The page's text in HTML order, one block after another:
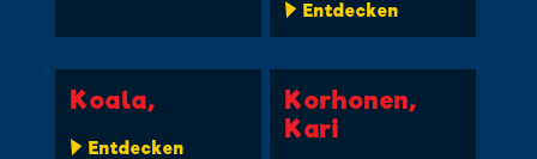
Entdecken
Koala,
Entdecken
Korhonen,
Kari